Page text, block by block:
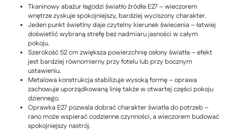
Tkaninowy abażur łagodzi światło źródła E27 – wieczorem
wnętrze zyskuje spokojniejszy, bardziej wyciszony charakter.
Jeden punkt świetlny daje czytelny kierunek świecenia – łatwiej
doświetlić wybraną strefę bez nadmiaru jasności w całym
pokoju.
Szerokość 52 cm zwiększa powierzchnię osłony światła – efekt
jest bardziej równomierny przy fotelu lub przy bocznym
ustawieniu.
Metalowa konstrukcja stabilizuje wysoką formę – oprawa
zachowuje uporządkowaną linię także w otwartej części pokoju
dziennego.
Oprawka E27 pozwala dobrać charakter światła do potrzeb –
rano może wspierać codzienne czynności, a wieczorem budować
spokojniejszy nastrój.